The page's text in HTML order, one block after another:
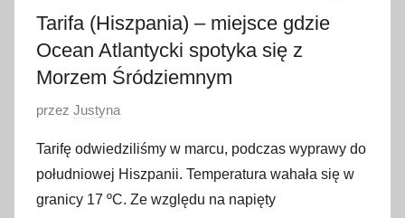
Tarifa (Hiszpania) – miejsce gdzie
Ocean Atlantycki spotyka się z
Morzem Śródziemnym
O
u
b
l
przez Justyna
Tarifę odwiedziliśmy w marcu, podczas wyprawy do
południowej Hiszpanii. Temperatura wahała się w
granicy 17 ºC. Ze względu na napięty